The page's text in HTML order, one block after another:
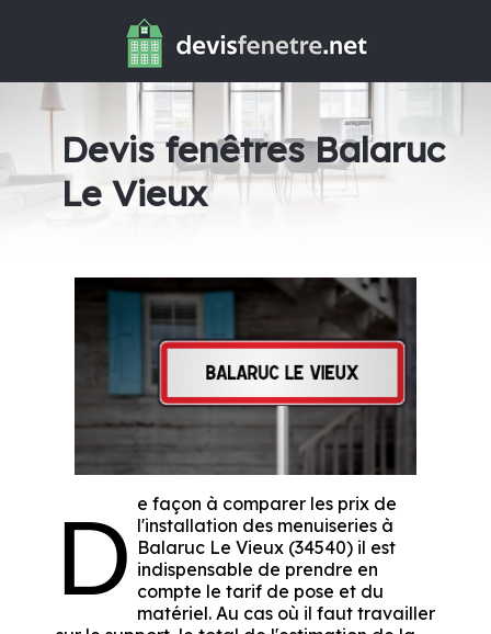
Devis fenêtres Balaruc
Le Vieux
D e façon à comparer les prix de
l'installation des menuiseries à
Balaruc Le Vieux (34540) il est
indispensable de prendre en
compte le tarif de pose et du
matériel. Au cas où il faut travailler